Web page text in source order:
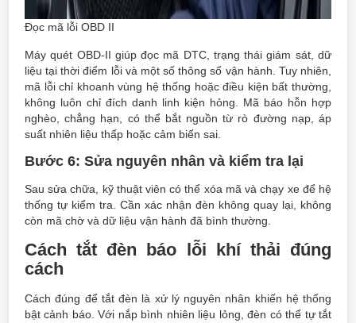
Đọc mã lỗi OBD II
Máy quét OBD-II giúp đọc mã DTC, trạng thái giám sát, dữ
liệu tại thời điểm lỗi và một số thông số vận hành. Tuy nhiên,
mã lỗi chỉ khoanh vùng hệ thống hoặc điều kiện bất thường,
không luôn chỉ đích danh linh kiện hỏng. Mã báo hỗn hợp
nghèo, chẳng hạn, có thể bắt nguồn từ rò đường nạp, áp
suất nhiên liệu thấp hoặc cảm biến sai.
Bước 6: Sửa nguyên nhân và kiểm tra lại
Sau sửa chữa, kỹ thuật viên có thể xóa mã và chạy xe để hệ
thống tự kiểm tra. Cần xác nhận đèn không quay lại, không
còn mã chờ và dữ liệu vận hành đã bình thường.
Cách tắt đèn báo lỗi khí thải đúng
cách
Cách đúng để tắt đèn là xử lý nguyên nhân khiến hệ thống
bật cảnh báo. Với nắp bình nhiên liệu lỏng, đèn có thể tự tắt